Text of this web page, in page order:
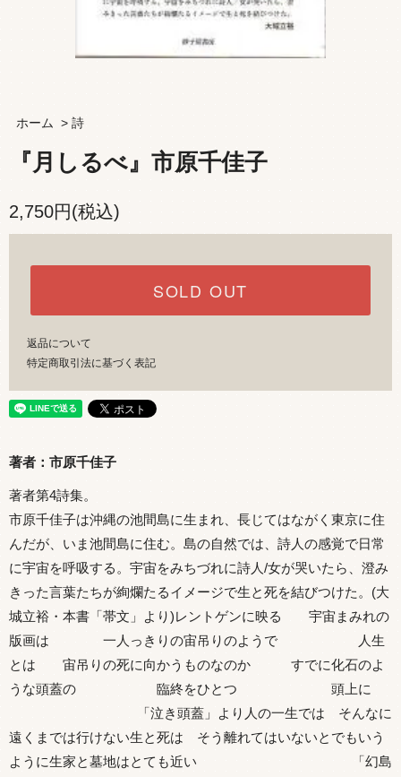
ホーム > 詩
『月しるべ』市原千佳子
2,750円(税込)
SOLD OUT
返品について
特定商取引法に基づく表記
著者：市原千佳子
著者第4詩集。
市原千佳子は沖縄の池間島に生まれ、長じてはながく東京に住
んだが、いま池間島に住む。島の自然では、詩人の感覚で日常
に宇宙を呼吸する。宇宙をみちづれに詩人/女が哭いたら、澄み
きった言葉たちが絢爛たるイメージで生と死を結びつけた。(大
城立裕・本書「帯文」より)レントゲンに映る 宇宙まみれの
版画は 一人っきりの宙吊りのようで 人生
とは 宙吊りの死に向かうものなのか すでに化石のよ
うな頭蓋の 臨終をひとつ 頭上に
「泣き頭蓋」より人の一生では そんなに
遠くまでは行けない生と死は そう離れてはいないとでもいう
ように生家と墓地はとても近い 「幻島